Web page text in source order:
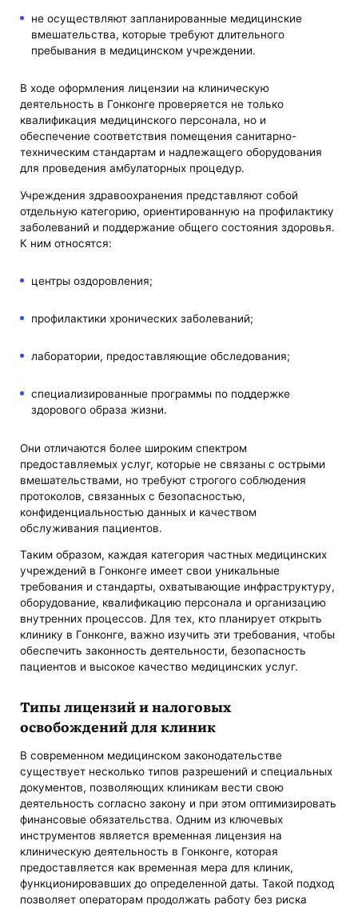
не осуществляют запланированные медицинские
вмешательства, которые требуют длительного
пребывания в медицинском учреждении.
В ходе оформления лицензии на клиническую
деятельность в Гонконге проверяется не только
квалификация медицинского персонала, но и
обеспечение соответствия помещения санитарно-
техническим стандартам и надлежащего оборудования
для проведения амбулаторных процедур.
Учреждения здравоохранения представляют собой
отдельную категорию, ориентированную на профилактику
заболеваний и поддержание общего состояния здоровья.
К ним относятся:
центры оздоровления;
профилактики хронических заболеваний;
лаборатории, предоставляющие обследования;
специализированные программы по поддержке
здорового образа жизни.
Они отличаются более широким спектром
предоставляемых услуг, которые не связаны с острыми
вмешательствами, но требуют строгого соблюдения
протоколов, связанных с безопасностью,
конфиденциальностью данных и качеством
обслуживания пациентов.
Таким образом, каждая категория частных медицинских
учреждений в Гонконге имеет свои уникальные
требования и стандарты, охватывающие инфраструктуру,
оборудование, квалификацию персонала и организацию
внутренних процессов. Для тех, кто планирует открыть
клинику в Гонконге, важно изучить эти требования, чтобы
обеспечить законность деятельности, безопасность
пациентов и высокое качество медицинских услуг.
Типы лицензий и налоговых
освобождений для клиник
В современном медицинском законодательстве
существует несколько типов разрешений и специальных
документов, позволяющих клиникам вести свою
деятельность согласно закону и при этом оптимизировать
финансовые обязательства. Одним из ключевых
инструментов является временная лицензия на
клиническую деятельность в Гонконге, которая
предоставляется как временная мера для клиник,
функционировавших до определенной даты. Такой подход
позволяет операторам продолжать работу без риска